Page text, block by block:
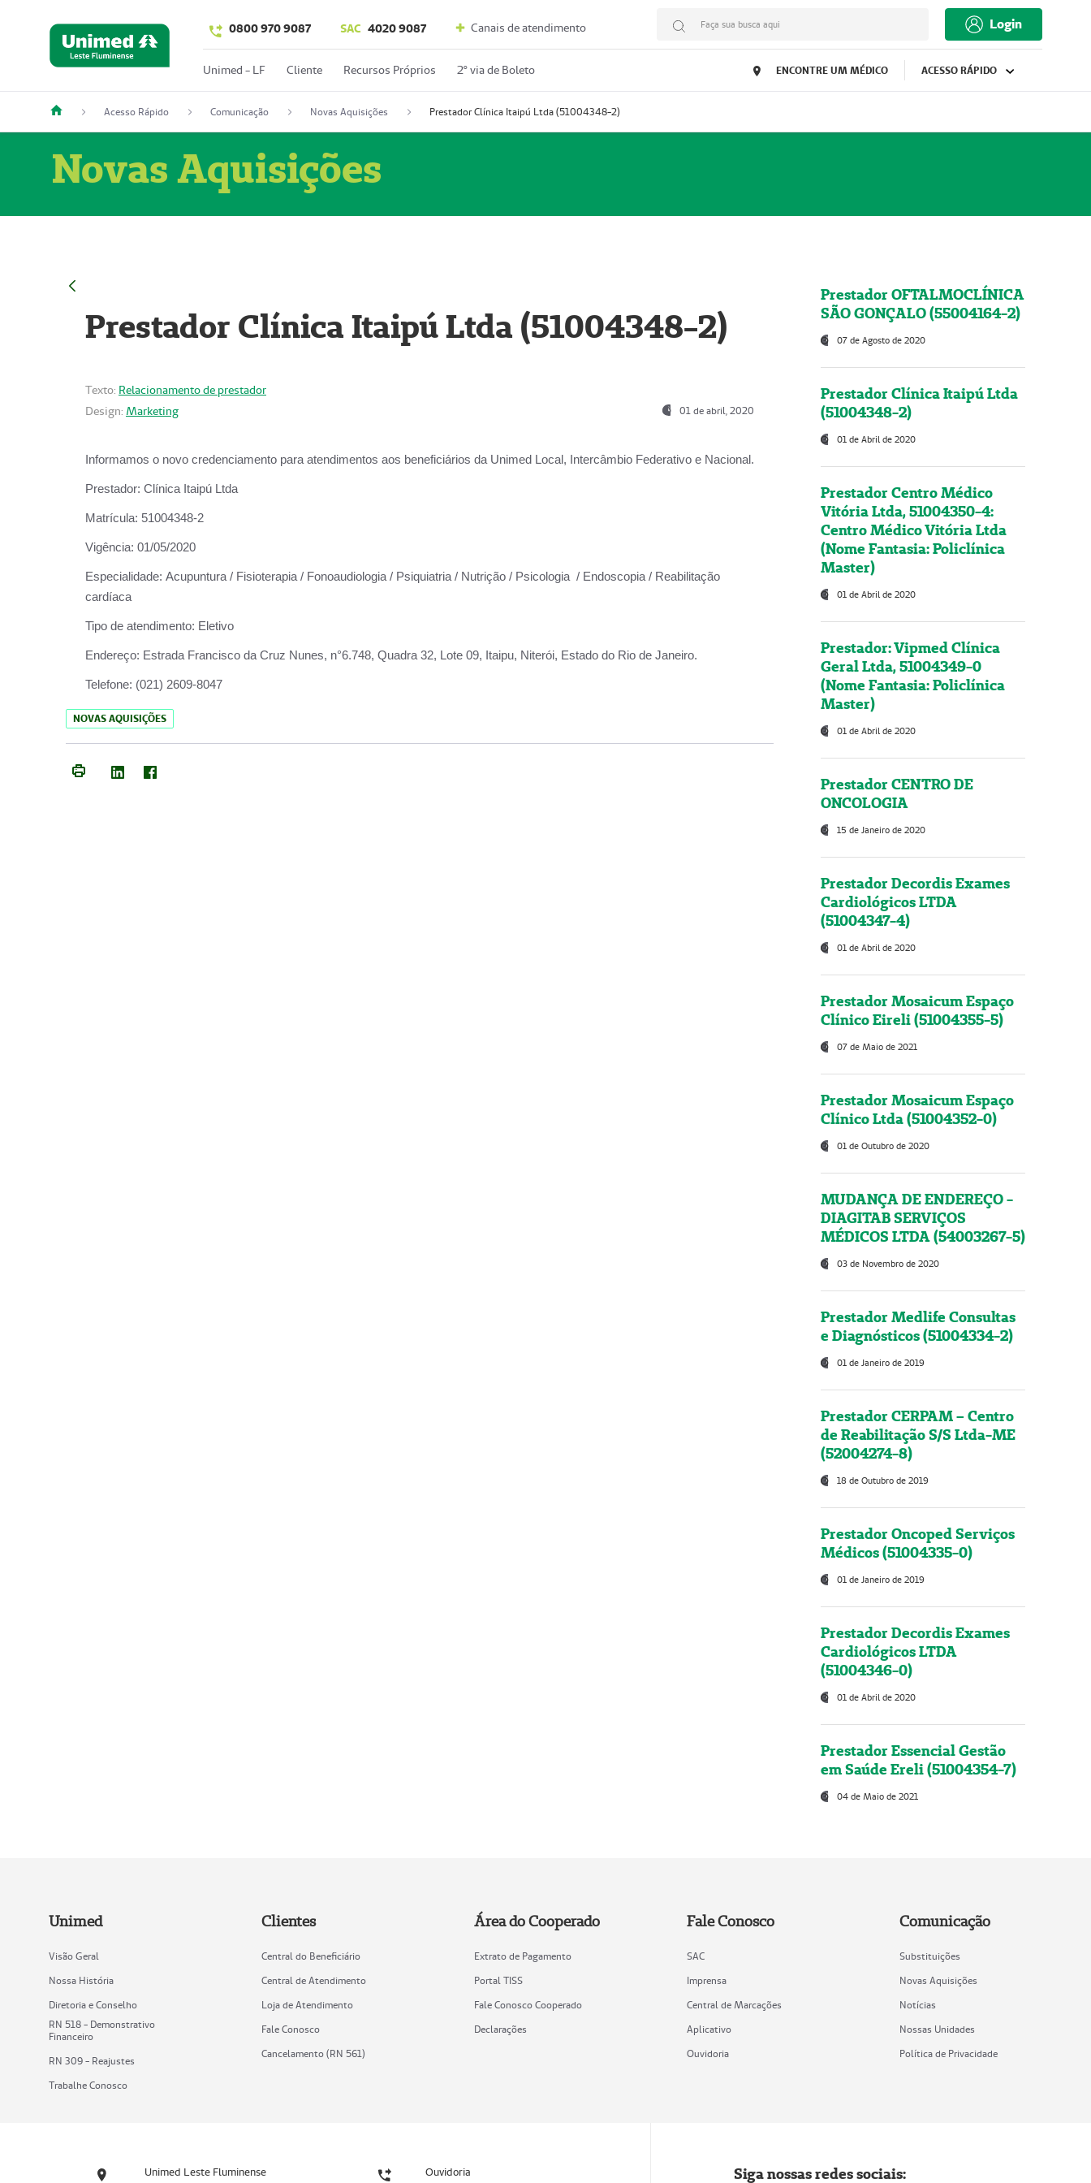
0800 970 9087 SAC 4020 9087 Canais de atendimento Faça sua busca aqui Login
Unimed - LF Cliente Recursos Próprios 2º via de Boleto ENCONTRE UM MÉDICO ACESSO RÁPIDO
Acesso Rápido Comunicação Novas Aquisições Prestador Clínica Itaipú Ltda (51004348-2)
Novas Aquisições
Prestador Clínica Itaipú Ltda (51004348-2)
Texto: Relacionamento de prestador
Design: Marketing 01 de abril, 2020
Informamos o novo credenciamento para atendimentos aos beneficiários da Unimed Local, Intercâmbio Federativo e Nacional.
Prestador: Clínica Itaipú Ltda
Matrícula: 51004348-2
Vigência: 01/05/2020
Especialidade: Acupuntura / Fisioterapia / Fonoaudiologia / Psiquiatria / Nutrição / Psicologia / Endoscopia / Reabilitação
cardíaca
Tipo de atendimento: Eletivo
Endereço: Estrada Francisco da Cruz Nunes, n°6.748, Quadra 32, Lote 09, Itaipu, Niterói, Estado do Rio de Janeiro.
Telefone: (021) 2609-8047
NOVAS AQUISIÇÕES
Prestador OFTALMOCLÍNICA
SÃO GONÇALO (55004164-2)
07 de Agosto de 2020
Prestador Clínica Itaipú Ltda
(51004348-2)
01 de Abril de 2020
Prestador Centro Médico
Vitória Ltda, 51004350-4:
Centro Médico Vitória Ltda
(Nome Fantasia: Policlínica
Master)
01 de Abril de 2020
Prestador: Vipmed Clínica
Geral Ltda, 51004349-0
(Nome Fantasia: Policlínica
Master)
01 de Abril de 2020
Prestador CENTRO DE
ONCOLOGIA
15 de Janeiro de 2020
Prestador Decordis Exames
Cardiológicos LTDA
(51004347-4)
01 de Abril de 2020
Prestador Mosaicum Espaço
Clínico Eireli (51004355-5)
07 de Maio de 2021
Prestador Mosaicum Espaço
Clínico Ltda (51004352-0)
01 de Outubro de 2020
MUDANÇA DE ENDEREÇO -
DIAGITAB SERVIÇOS
MÉDICOS LTDA (54003267-5)
03 de Novembro de 2020
Prestador Medlife Consultas
e Diagnósticos (51004334-2)
01 de Janeiro de 2019
Prestador CERPAM – Centro
de Reabilitação S/S Ltda-ME
(52004274-8)
18 de Outubro de 2019
Prestador Oncoped Serviços
Médicos (51004335-0)
01 de Janeiro de 2019
Prestador Decordis Exames
Cardiológicos LTDA
(51004346-0)
01 de Abril de 2020
Prestador Essencial Gestão
em Saúde Ereli (51004354-7)
04 de Maio de 2021
Unimed
Visão Geral
Nossa História
Diretoria e Conselho
RN 518 - Demonstrativo
Financeiro
RN 309 - Reajustes
Trabalhe Conosco
Clientes
Central do Beneficiário
Central de Atendimento
Loja de Atendimento
Fale Conosco
Cancelamento (RN 561)
Área do Cooperado
Extrato de Pagamento
Portal TISS
Fale Conosco Cooperado
Declarações
Fale Conosco
SAC
Imprensa
Central de Marcações
Aplicativo
Ouvidoria
Comunicação
Substituições
Novas Aquisições
Notícias
Nossas Unidades
Política de Privacidade
Unimed Leste Fluminense Ouvidoria Siga nossas redes sociais: